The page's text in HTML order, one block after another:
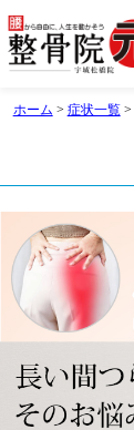
ホーム > 症状一覧>